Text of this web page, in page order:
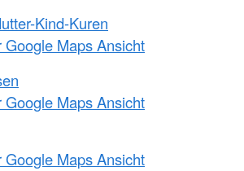
Kind-Kuren
Google Maps Ansicht
Google Maps Ansicht
Google Maps Ansicht